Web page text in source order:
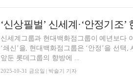
신세계그룹과 현대백화점그룹이 예년보다
‘쇄신’을, 현대백화점그룹은 ‘안정’을 선
앞둔 롯데그룹의 향방에 ...
2025-10-31 금요일 | 박슬기 기자